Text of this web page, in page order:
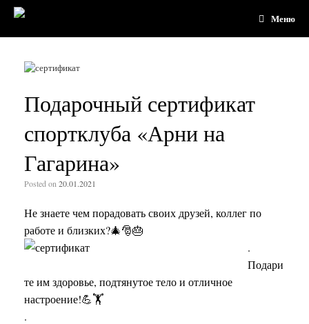
Меню
Подарочный сертификат
спортклуба «Арни на
Гагарина»
Posted on 20.01.2021
Не знаете чем порадовать своих друзей, коллег по
работе и близких?🎄🎅🎂
.
Подари
те им здоровье, подтянутое тело и отличное
настроение!💪🏋
.